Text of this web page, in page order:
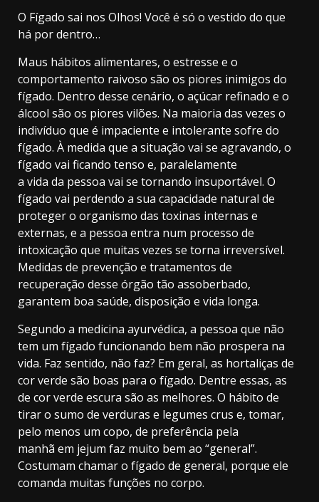
O Fígado sai nos Olhos! Você é só o vestido do que
há por dentro…
Maus hábitos alimentares, o estresse e o
comportamento raivoso são os piores inimigos do
fígado. Dentro desse cenário, o açúcar refinado e o
álcool são os piores vilões. Na maioria das vezes o
indivíduo que é impaciente e intolerante sofre do
fígado. À medida que a situação vai se agravando, o
fígado vai ficando tenso e, paralelamente
a vida da pessoa vai se tornando insuportável. O
fígado vai perdendo a sua capacidade natural de
proteger o organismo das toxinas internas e
externas, e a pessoa entra num processo de
intoxicação que muitas vezes se torna irreversível.
Medidas de prevenção e tratamentos de
recuperação desse órgão tão assoberbado,
garantem boa saúde, disposição e vida longa.
Segundo a medicina ayurvédica, a pessoa que não
tem um fígado funcionando bem não prospera na
vida. Faz sentido, não faz? Em geral, as hortaliças de
cor verde são boas para o fígado. Dentre essas, as
de cor verde escura são as melhores. O hábito de
tirar o sumo de verduras e legumes crus e, tomar,
pelo menos um copo, de preferência pela
manhã em jejum faz muito bem ao “general”.
Costumam chamar o fígado de general, porque ele
comanda muitas funções no corpo.